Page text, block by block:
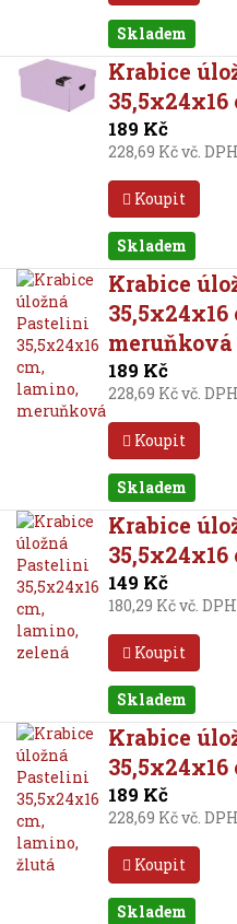
Skladem
Krabice
189 Kč
228,69 Kč vč. DPH
Koupit
Skladem
Krabice
meruňková
189 Kč
228,69 Kč vč. DPH
Koupit
Skladem
Krabice
149 Kč
180,29 Kč vč. DPH
Koupit
Skladem
Krabice
189 Kč
228,69 Kč vč. DPH
Koupit
Skladem